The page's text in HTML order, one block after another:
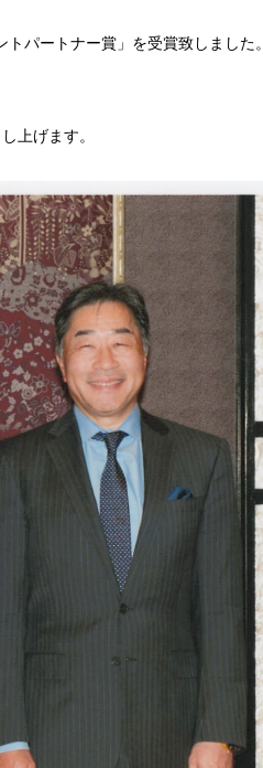
パートナー賞」を受賞致しました。
上げます。